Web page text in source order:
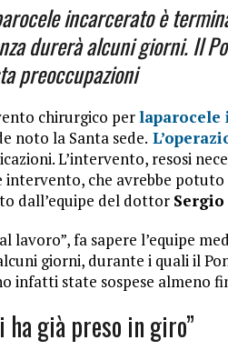
incarcerato è
durerà alcuni giorni. Il
preoccupazioni
chirurgico perlaparocele
noto la Santa sede.
L’intervento, resosi
che avrebbe
dall’equipe del dottor
lavoro”, fa sapere l’equipe
giorni, durante i quali il
infatti state sospese almeno
già preso in giro”